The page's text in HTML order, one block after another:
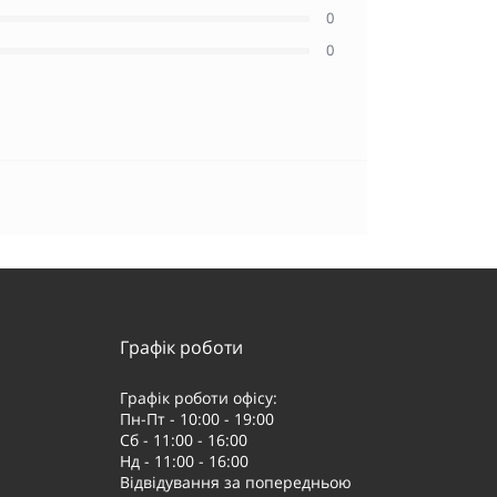
0
0
Графік роботи
Графік роботи офісу:
Пн-Пт - 10:00 - 19:00
Сб - 11:00 - 16:00
Нд - 11:00 - 16:00
Відвідування за попередньою